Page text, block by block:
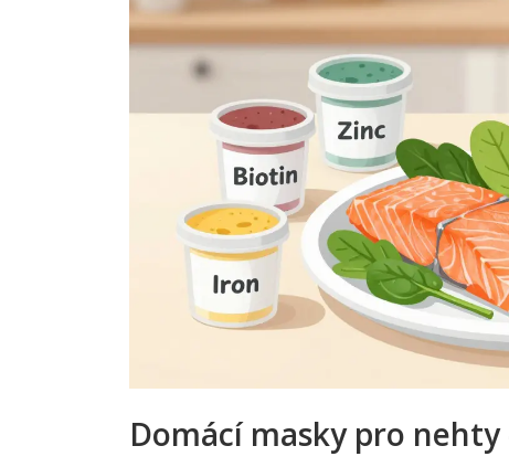
Domácí masky pro nehty